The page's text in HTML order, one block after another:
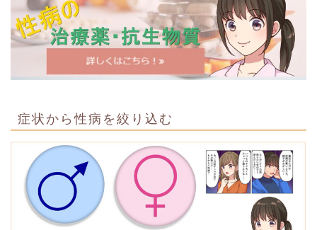
症状から性病を絞り込む